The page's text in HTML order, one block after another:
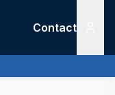
Contact